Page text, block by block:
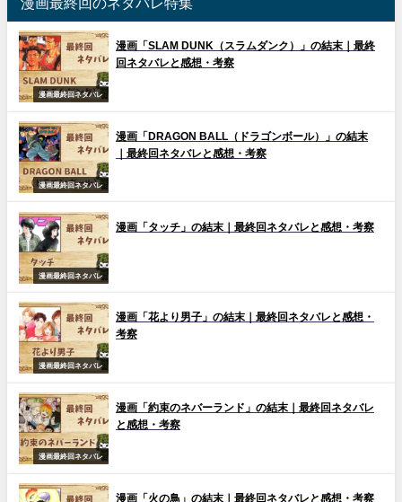
漫画最終回ネタバレ
漫画「SLAM DUNK（スラムダンク）」の結末｜最終
回ネタバレと感想・考察
漫画最終回ネタバレ
漫画「DRAGON BALL（ドラゴンボール）」の結末
｜最終回ネタバレと感想・考察
漫画最終回ネタバレ
漫画「タッチ」の結末｜最終回ネタバレと感想・考察
漫画最終回ネタバレ
漫画「花より男子」の結末｜最終回ネタバレと感想・
考察
漫画最終回ネタバレ
漫画「約束のネバーランド」の結末｜最終回ネタバレ
と感想・考察
漫画「火の鳥」の結末｜最終回ネタバレと感想・考察